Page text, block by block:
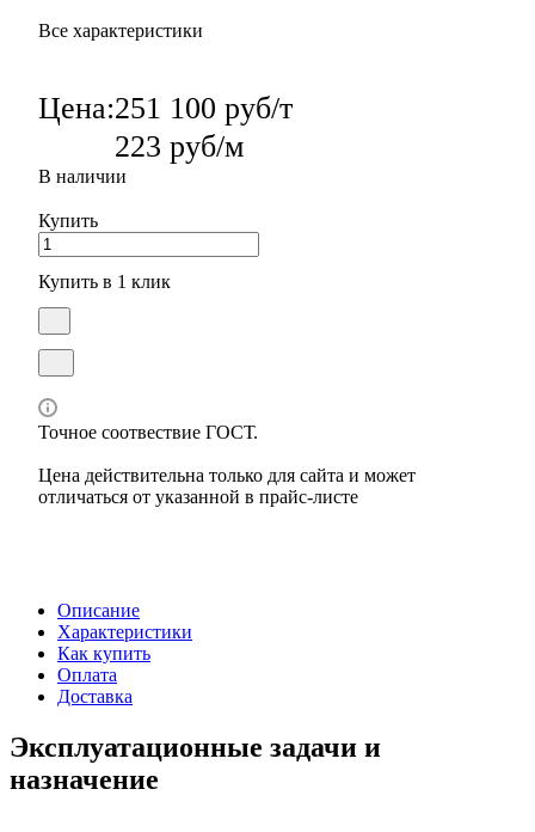
Все характеристики
Цена:251 100 руб/т
223 руб/м
В наличии
Купить
Купить в 1 клик
Точное соотвествие ГОСТ.
Цена действительна только для сайта и может
отличаться от указанной в прайс-листе
Описание
Характеристики
Как купить
Оплата
Доставка
Эксплуатационные задачи и
назначение